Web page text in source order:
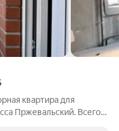
квартира для
Пржевальский. Всего